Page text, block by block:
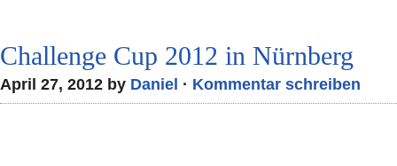
Challenge Cup 2012 in Nürnberg
April 27, 2012 by Daniel · Kommentar schreiben